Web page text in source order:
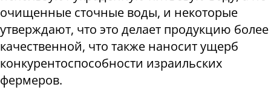
очищенные сточные воды, и некоторые
утверждают, что это делает продукцию более
качественной, что также наносит ущерб
конкурентоспособности израильских
фермеров.